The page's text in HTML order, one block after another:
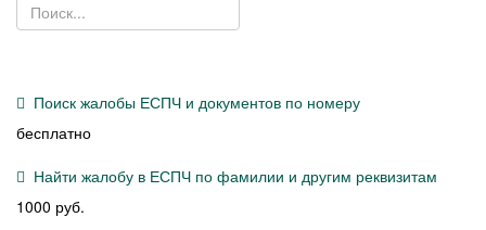
Поиск жалобы ЕСПЧ и документов по номеру
бесплатно
Найти жалобу в ЕСПЧ по фамилии и другим реквизитам
1000 руб.